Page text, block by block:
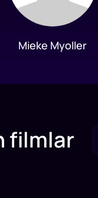
Mieke Myoller
filmlar